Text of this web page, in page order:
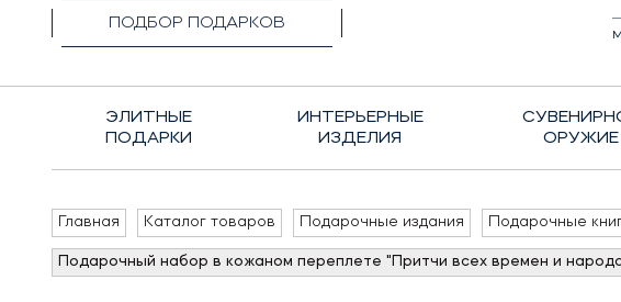
ПОДБОР ПОДАРКОВ
ЭЛИТНЫЕ
ПОДАРКИ
ИНТЕРЬЕРНЫЕ
ИЗДЕЛИЯ
ОРУЖИЕ
Главная Каталог товаров Подарочные издания Подарочные
Подарочный набор в кожаном переплете "Притчи всех времен и